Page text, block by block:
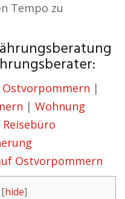
Tempo zu
Ostvorpommern |
| Wohnung
Reisebüro
Ostvorpommern
[hide]